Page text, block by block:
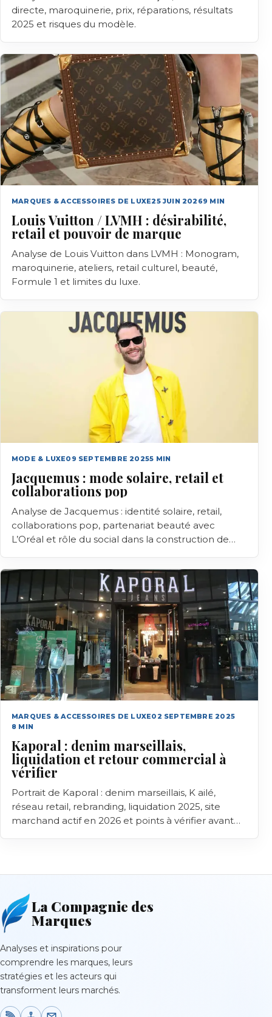
directe, maroquinerie, prix, réparations, résultats
2025 et risques du modèle.
MARQUES & ACCESSOIRES DE LUXE25 JUIN 20269 MIN
Louis Vuitton / LVMH : désirabilité,
retail et pouvoir de marque
Analyse de Louis Vuitton dans LVMH : Monogram,
maroquinerie, ateliers, retail culturel, beauté,
Formule 1 et limites du luxe.
MODE & LUXE09 SEPTEMBRE 20255 MIN
Jacquemus : mode solaire, retail et
collaborations pop
Analyse de Jacquemus : identité solaire, retail,
collaborations pop, partenariat beauté avec
L’Oréal et rôle du social dans la construction de
MARQUES & ACCESSOIRES DE LUXE02 SEPTEMBRE 2025
8 MIN
Kaporal : denim marseillais,
liquidation et retour commercial à
vérifier
Portrait de Kaporal : denim marseillais, K ailé,
réseau retail, rebranding, liquidation 2025, site
marchand actif en 2026 et points à vérifier avant
La Compagnie des
Marques
Analyses et inspirations pour
comprendre les marques, leurs
stratégies et les acteurs qui
transforment leurs marchés.